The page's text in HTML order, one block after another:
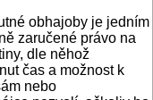
obhajoby je jedním
zaručené právo na
dle něhož
čas a možnost k
nebo